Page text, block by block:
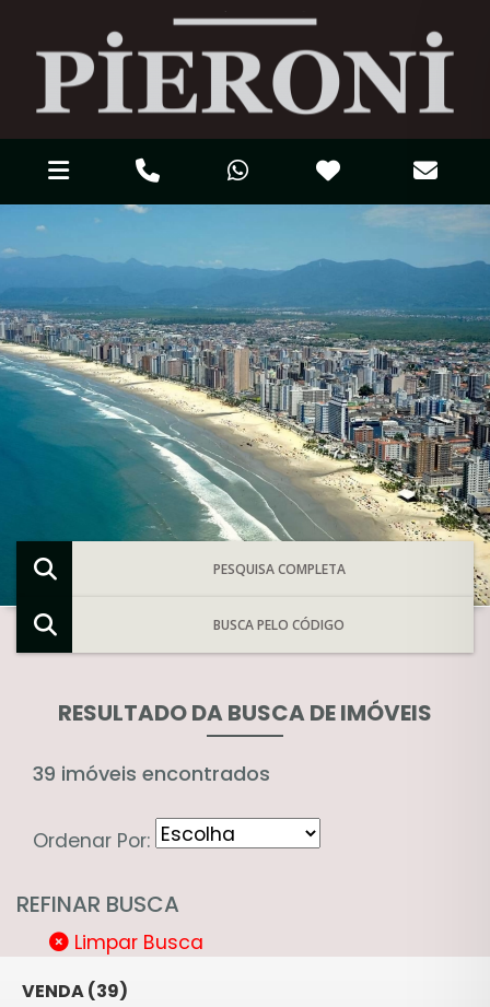
PESQUISA COMPLETA
BUSCA PELO CÓDIGO
RESULTADO DA BUSCA DE IMÓVEIS
39 imóveis encontrados
Ordenar Por:
REFINAR BUSCA
Limpar Busca
VENDA (39)